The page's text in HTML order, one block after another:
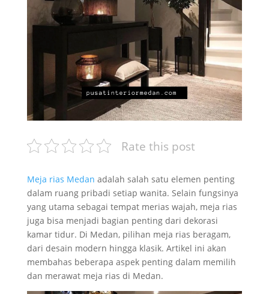
Rate this post
Meja rias Medan adalah salah satu elemen penting
dalam ruang pribadi setiap wanita. Selain fungsinya
yang utama sebagai tempat merias wajah, meja rias
juga bisa menjadi bagian penting dari dekorasi
kamar tidur. Di Medan, pilihan meja rias beragam,
dari desain modern hingga klasik. Artikel ini akan
membahas beberapa aspek penting dalam memilih
dan merawat meja rias di Medan.